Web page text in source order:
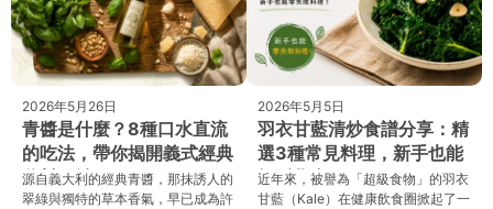
2026年5月26日
青醬是什麼？8種口水直流
的吃法，帶你揭開義式經典
醬料面紗！
源自義大利的經典青醬，那抹誘人的
翠綠與獨特的草本香氣，早已成為許
2026年5月5日
羽衣甘藍清炒食譜分享：精
選3種常見料理，新手也能
輕鬆學會！
近年來，被譽為「超級食物」的羽衣
甘藍（Kale）在健康飲食圈掀起了一